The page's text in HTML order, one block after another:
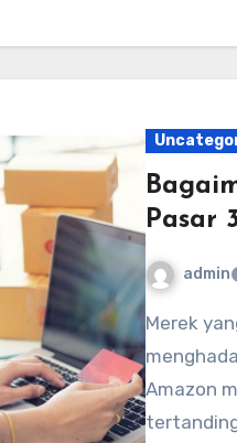
Pasar
admin
Merek yang ingin masuk atau berekspansi di Amazon
Amazon